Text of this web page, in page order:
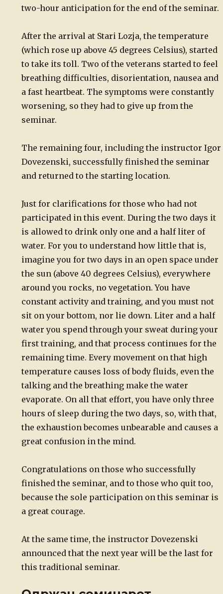
two-hour anticipation for the end of the seminar.
After the arrival at Stari Lozja, the temperature
(which rose up above 45 degrees Celsius), started
to take its toll. Two of the veterans started to feel
breathing difficulties, disorientation, nausea and
a fast heartbeat. The symptoms were constantly
worsening, so they had to give up from the
seminar.
The remaining four, including the instructor Igor
Dovezenski, successfully finished the seminar
and returned to the starting location.
Just for clarifications for those who had not
participated in this event. During the two days it
is allowed to drink only one and a half liter of
water. For you to understand how little that is,
imagine you for two days in an open space under
the sun (above 40 degrees Celsius), everywhere
around you rocks, no vegetation. You have
constant activity and training, and you must not
sit on your bottom, nor lie down. Liter and a half
water you spend through your sweat during your
first training, and that process continues for the
remaining time. Every movement on that high
temperature causes loss of body fluids, even the
talking and the breathing make the water
evaporate. On all that effort, you have only three
hours of sleep during the two days, so, with that,
the exhaustion becomes unbearable and causes a
great confusion in the mind.
Congratulations on those who successfully
finished the seminar, and to those who quit too,
because the sole participation on this seminar is
a great courage.
At the same time, the instructor Dovezenski
announced that the next year will be the last for
this traditional seminar.